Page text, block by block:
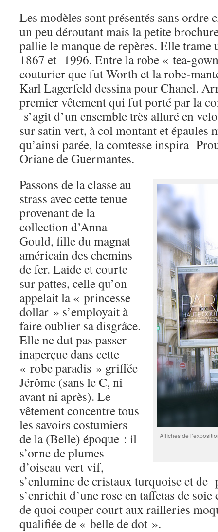
Les modèles sont présentés sans ordre
un peu déroutant mais la petite
pallie le manque de repères. Elle
1867 et 1996. Entre la robe « tea-
couturier que fut Worth et la robe-
Karl Lagerfeld dessina pour Chanel.
premier vêtement qui fut porté par la
s’agit d’un ensemble très alluré en
sur satin vert, à col montant et épaules
qu’ainsi parée, la comtesse inspira
Oriane de Guermantes.
Affiches de
Passons de la classe au
strass avec cette tenue
provenant de la
collection d’Anna
Gould, fille du magnat
américain des chemins
de fer. Laide et courte
sur pattes, celle qu’on
appelait la « princesse
dollar » s’employait à
faire oublier sa disgrâce.
Elle ne dut pas passer
inaperçue dans cette
« robe paradis » griffée
Jérôme (sans le C, ni
avant ni après). Le
vêtement concentre tous
les savoirs costumiers
de la (Belle) époque : il
s’orne de plumes
d’oiseau vert vif,
s’enlumine de cristaux turquoise et de
s’enrichit d’une rose en taffetas de soie
de quoi couper court aux railleries
qualifiée de « belle de dot ».